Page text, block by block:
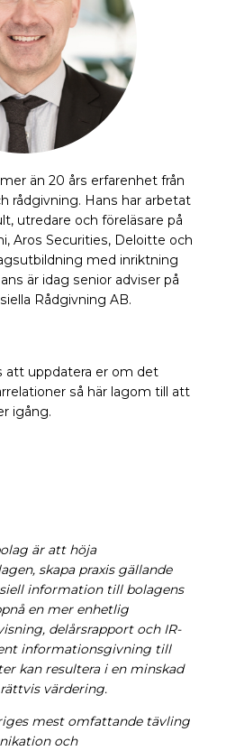
än 20 års erfarenhet från
rådgivning. Hans har arbetat
utredare och föreläsare på
Aros Securities, Deloitte och
med inriktning
är idag senior adviser på
Rådgivning AB.
att uppdatera er om det
så här lagom till att
igång.
är att höja
skapa praxis gällande
information till bolagens
en mer enhetlig
delårsrapport och IR-
informationsgivning till
kan resultera i en minskad
värdering.
mest omfattande tävling
och